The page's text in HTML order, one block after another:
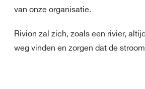
van onze organisatie.
Rivion zal zich, zoals een rivier,
weg vinden en zorgen dat de